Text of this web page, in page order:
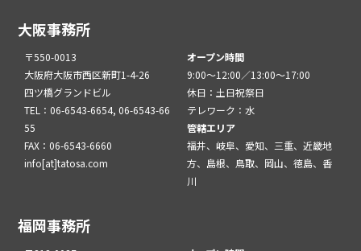
大阪事務所
〒550-0013
大阪府大阪市西区新町1-4-26
四ツ橋グランドビル
TEL：06-6543-6654, 06-6543-66
55
FAX：06-6543-6660
info[at]tatosa.com
オープン時間
9:00～12:00／13:00～17:00
休日：土日祝祭日
テレワーク：水
管轄エリア
福井、岐阜、愛知、三重、近畿地
方、島根、鳥取、岡山、徳島、香
川
福岡事務所